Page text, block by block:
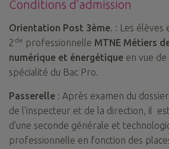
Conditions d’admission
Orientation Post 3ème. : Les élèves
2 de professionnelle MTNE Métiers
numérique et énergétique en vue
spécialité du Bac Pro.
Passerelle : Après examen du
de l'inspecteur et de la direction, il
d'une seconde générale et
professionnelle en fonction des